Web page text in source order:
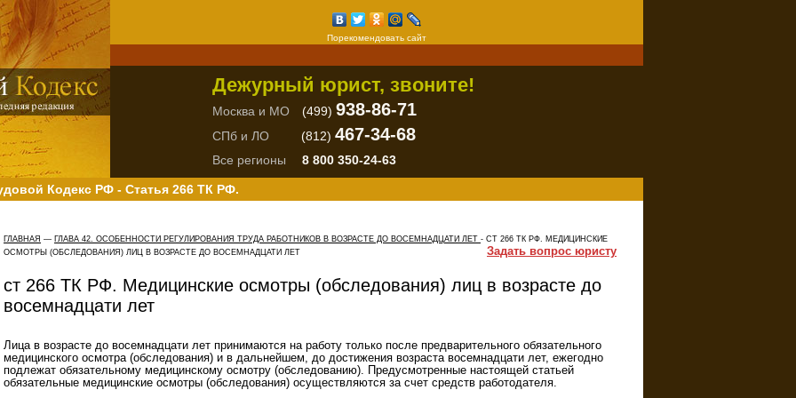
Порекомендовать сайт
Дежурный юрист, звоните!
Москва и МО (499) 938-86-71
СПб и ЛО (812) 467-34-68
Все регионы 8 800 350-24-63
Кодекс РФ - Статья 266 ТК РФ.
ГЛАВНАЯ — ГЛАВА 42. ОСОБЕННОСТИ РЕГУЛИРОВАНИЯ ТРУДА РАБОТНИКОВ В ВОЗРАСТЕ ДО ВОСЕМНАДЦАТИ ЛЕТ - СТ 266 ТК РФ. МЕДИЦИНСКИЕ
ОСМОТРЫ (ОБСЛЕДОВАНИЯ) ЛИЦ В ВОЗРАСТЕ ДО ВОСЕМНАДЦАТИ ЛЕТ
Задать вопрос юристу
ст 266 ТК РФ. Медицинские осмотры (обследования) лиц в возрасте до
восемнадцати лет
Лица в возрасте до восемнадцати лет принимаются на работу только после предварительного обязательного
медицинского осмотра (обследования) и в дальнейшем, до достижения возраста восемнадцати лет, ежегодно
подлежат обязательному медицинскому осмотру (обследованию). Предусмотренные настоящей статьей
обязательные медицинские осмотры (обследования) осуществляются за счет средств работодателя.